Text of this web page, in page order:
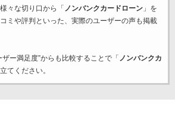
々な切り口から「 ノンバンクカードローン」を
ミや評判といった、実際のユーザーの声も掲載
ー満足度”からも比較することで「 ノンバンクカ
てください。